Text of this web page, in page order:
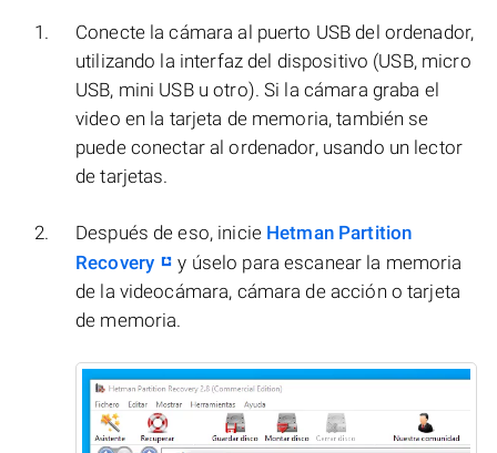
Conecte la cámara al puerto USB del ordenador,
utilizando la interfaz del dispositivo (USB, micro
USB, mini USB u otro). Si la cámara graba el
video en la tarjeta de memoria, también se
puede conectar al ordenador, usando un lector
de tarjetas.
Después de eso, inicie Hetman Partition
Recovery
y úselo para escanear la memoria
de la videocámara, cámara de acción o tarjeta
de memoria.